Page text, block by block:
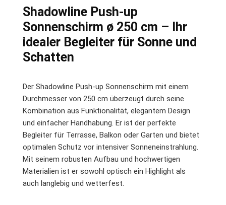
Shadowline Push-up
Sonnenschirm ø 250 cm – Ihr
idealer Begleiter für Sonne und
Schatten
Der Shadowline Push-up Sonnenschirm mit einem
Durchmesser von 250 cm überzeugt durch seine
Kombination aus Funktionalität, elegantem Design
und einfacher Handhabung. Er ist der perfekte
Begleiter für Terrasse, Balkon oder Garten und bietet
optimalen Schutz vor intensiver Sonneneinstrahlung.
Mit seinem robusten Aufbau und hochwertigen
Materialien ist er sowohl optisch ein Highlight als
auch langlebig und wetterfest.